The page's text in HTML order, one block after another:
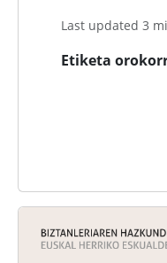
Last updated 3
Etiketa